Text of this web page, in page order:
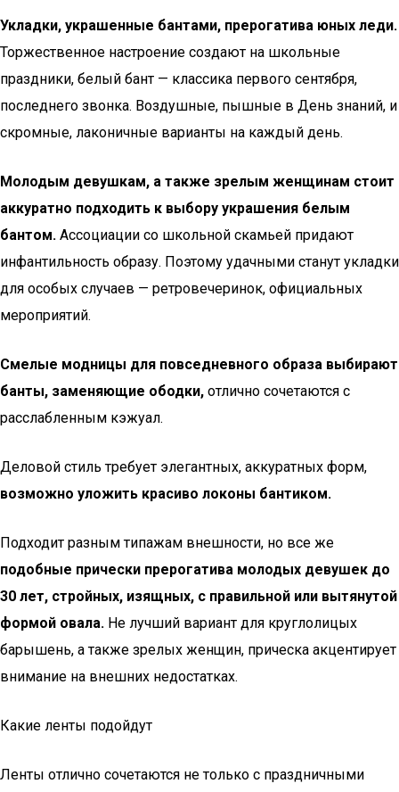
Укладки, украшенные бантами, прерогатива юных леди.
Торжественное настроение создают на школьные
праздники, белый бант — классика первого сентября,
последнего звонка. Воздушные, пышные в День знаний, и
скромные, лаконичные варианты на каждый день.
Молодым девушкам, а также зрелым женщинам стоит
аккуратно подходить к выбору украшения белым
бантом. Ассоциации со школьной скамьей придают
инфантильность образу. Поэтому удачными станут укладки
для особых случаев — ретровечеринок, официальных
мероприятий.
Смелые модницы для повседневного образа выбирают
банты, заменяющие ободки, отлично сочетаются с
расслабленным кэжуал.
Деловой стиль требует элегантных, аккуратных форм,
возможно уложить красиво локоны бантиком.
Подходит разным типажам внешности, но все же
подобные прически прерогатива молодых девушек до
30 лет, стройных, изящных, с правильной или вытянутой
формой овала. Не лучший вариант для круглолицых
барышень, а также зрелых женщин, прическа акцентирует
внимание на внешних недостатках.
Какие ленты подойдут
Ленты отлично сочетаются не только с праздничными